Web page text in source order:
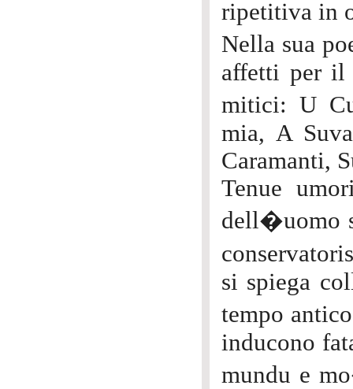
ripetitiva in
Nella sua
affetti per il
mitici: U
mia, A
Caramanti,
Tenue
dell�uomo
si spiega
tempo
inducono
mundu e